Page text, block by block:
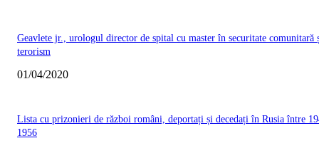
Geavlete jr., urologul director de spital cu master în securitate comunitară
terorism
01/04/2020
Lista cu prizonieri de război români, deportați și decedați în Rusia între
1956